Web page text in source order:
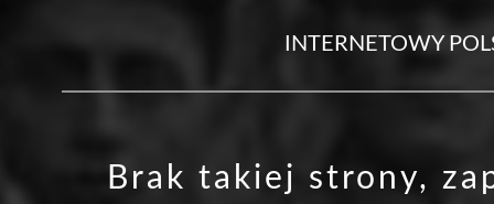
INTERNETOWY
Brak takiej strony,